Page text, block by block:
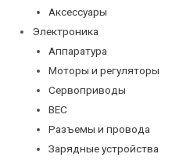
Аксессуары
Электроника
Аппаратура
Моторы и регуляторы
Сервоприводы
BEC
Разъемы и провода
Зарядные устройства